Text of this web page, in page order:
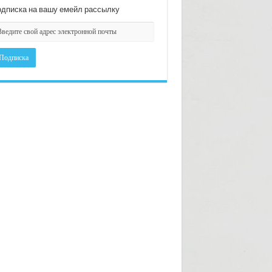
на вашу емейл рассылку